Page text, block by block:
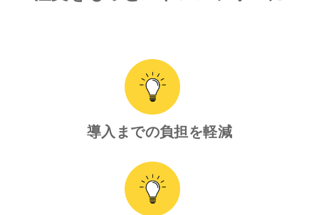
導入までの負担を軽減